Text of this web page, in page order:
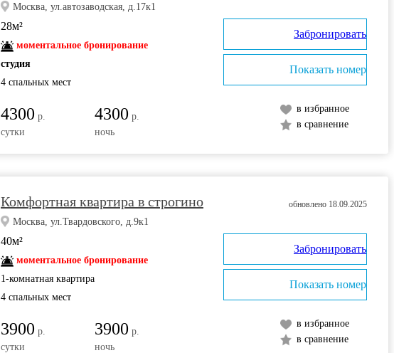
Москва, ул.автозаводская, д.17к1
28м²
моментальное бронирование
студия
4 спальных мест
4300 р.
сутки
4300 р.
ночь
в избранное
в сравнение
Забронировать
Показать номер
Комфортная квартира в строгино
Москва, ул.Твардовского, д.9к1
40м²
моментальное бронирование
1-комнатная квартира
4 спальных мест
3900 р.
сутки
3900 р.
ночь
обновлено 18.09.2025
в избранное
в сравнение
Забронировать
Показать номер